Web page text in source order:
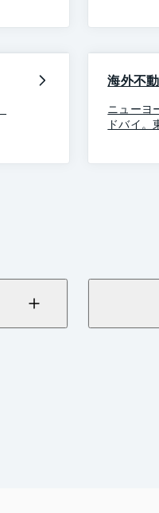
海外不
ニューヨ
ドバイ。